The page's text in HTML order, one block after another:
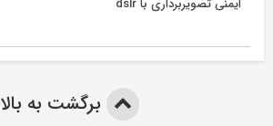
ایمنی تصویربرداری با dslr
برگشت به بالا